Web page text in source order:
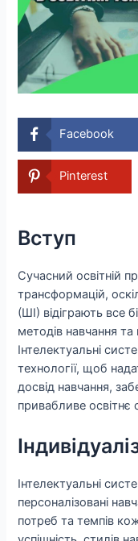
Facebook
Pinterest
Вступ
Сучасний освітній
трансформацій,
(ШІ) відіграють все
методів навчання та
Інтелектуальні
технології, щоб
досвід навчання,
привабливе
Інтелектуальні
персоналізовані
потреб та темпів